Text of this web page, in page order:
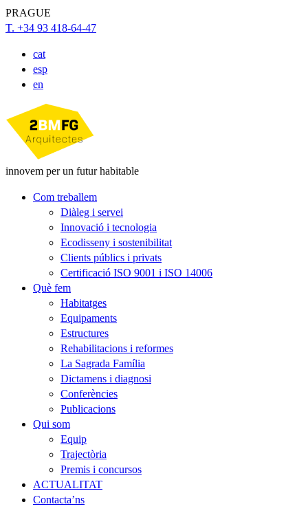
PRAGUE
T. +34 93 418-64-47
cat
esp
en
innovem per un futur habitable
Com treballem
Diàleg i servei
Innovació i tecnologia
Ecodisseny i sostenibilitat
Clients públics i privats
Certificació ISO 9001 i ISO 14006
Què fem
Habitatges
Equipaments
Estructures
Rehabilitacions i reformes
La Sagrada Família
Dictamens i diagnosi
Conferències
Publicacions
Qui som
Equip
Trajectòria
Premis i concursos
ACTUALITAT
Contacta’ns